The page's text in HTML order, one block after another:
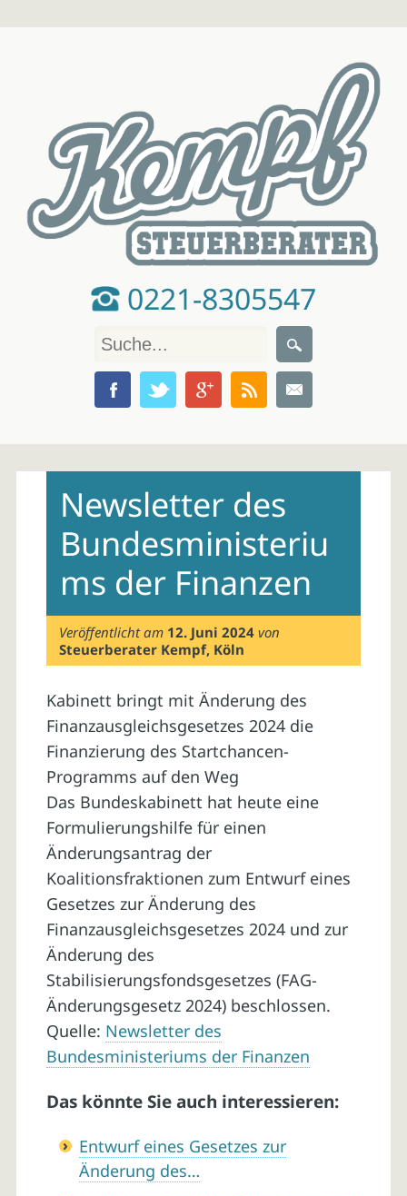
0221-8305547
contentNewsletter des
Bundesministeriu
ms der Finanzen
Veröffentlicht am 12. Juni 2024 von
Steuerberater Kempf, Köln
Kabinett bringt mit Änderung des
Finanzausgleichsgesetzes 2024 die
Finanzierung des Startchancen-
Programms auf den Weg
Das Bundeskabinett hat heute eine
Formulierungshilfe für einen
Änderungsantrag der
Koalitionsfraktionen zum Entwurf eines
Gesetzes zur Änderung des
Finanzausgleichsgesetzes 2024 und zur
Änderung des
Stabilisierungsfondsgesetzes (FAG-
Änderungsgesetz 2024) beschlossen.
Quelle: Newsletter des
Bundesministeriums der Finanzen
Das könnte Sie auch interessieren:
Entwurf eines Gesetzes zur
Änderung des…